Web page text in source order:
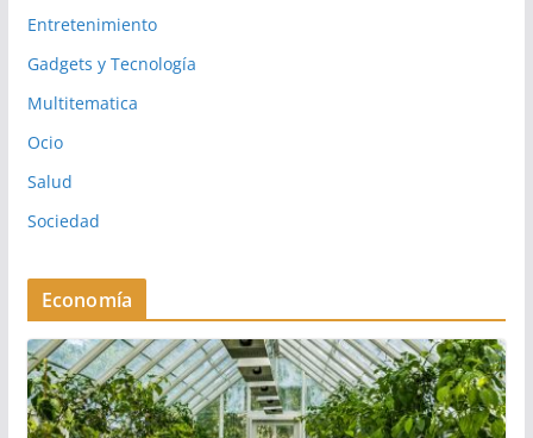
Entretenimiento
Gadgets y Tecnología
Multitematica
Ocio
Salud
Sociedad
Economía